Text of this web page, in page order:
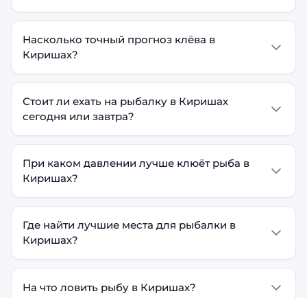
Насколько точный прогноз клёва в
Киришах?
Стоит ли ехать на рыбалку в Киришах
сегодня или завтра?
При каком давлении лучше клюёт рыба в
Киришах?
Где найти лучшие места для рыбалки в
Киришах?
На что ловить рыбу в Киришах?